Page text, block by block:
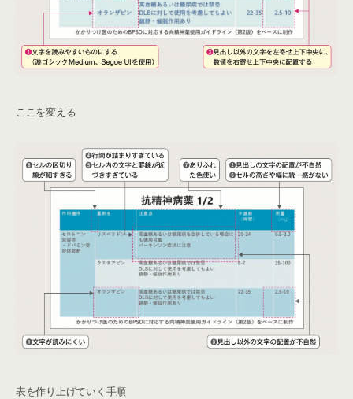
ここを変える
表を作り上げていく手順